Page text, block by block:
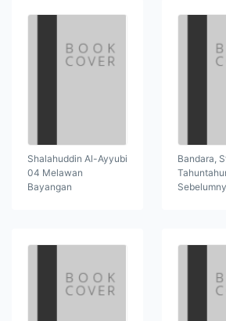
Shalahuddin Al-Ayyubi
04 Melawan
Bayangan
Bandara,